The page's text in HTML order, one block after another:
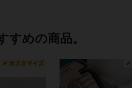
すめの商品。